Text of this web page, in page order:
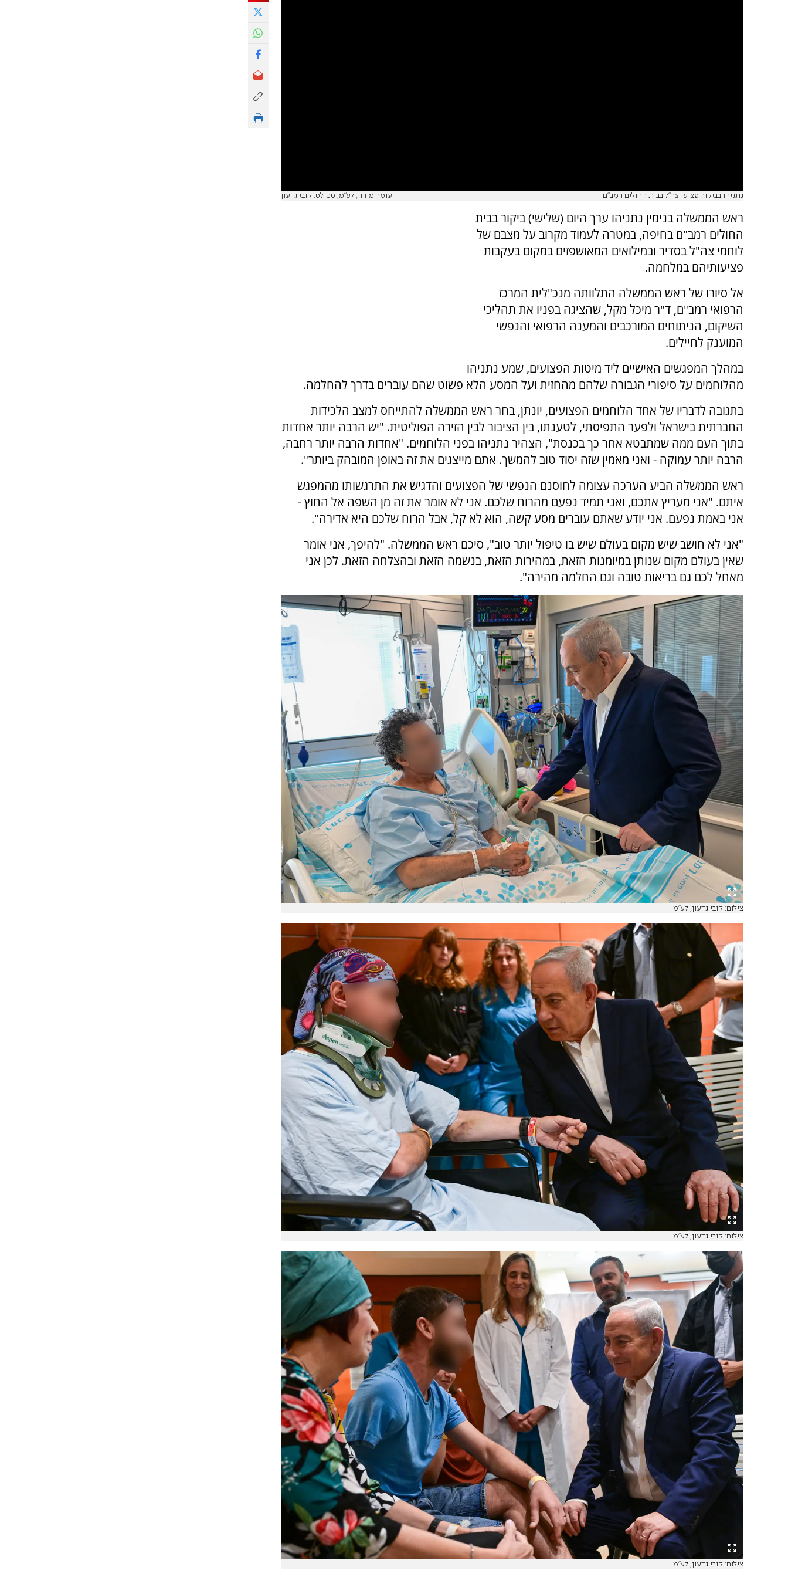
נתניהו בביקור פצועי צה"ל בבית החולים רמב"ם עומר מירון, לע"מ; סטילס: קובי גדעון
ראש הממשלה בנימין נתניהו ערך היום (שלישי) ביקור בבית
החולים רמב"ם בחיפה, במטרה לעמוד מקרוב על מצבם של
לוחמי צה"ל בסדיר ובמילואים המאושפזים במקום בעקבות
פציעותיהם במלחמה.
אל סיורו של ראש הממשלה התלוותה מנכ"לית המרכז
הרפואי רמב"ם, ד"ר מיכל מקל, שהציגה בפניו את תהליכי
השיקום, הניתוחים המורכבים והמענה הרפואי והנפשי
המוענק לחיילים.
במהלך המפגשים האישיים ליד מיטות הפצועים, שמע נתניהו
מהלוחמים על סיפורי הגבורה שלהם מהחזית ועל המסע הלא פשוט שהם עוברים בדרך להחלמה.
בתגובה לדבריו של אחד הלוחמים הפצועים, יונתן, בחר ראש הממשלה להתייחס למצב הלכידות
החברתית בישראל ולפער התפיסתי, לטענתו, בין הציבור לבין הזירה הפוליטית. "יש הרבה יותר אחדות
בתוך העם ממה שמתבטא אחר כך בכנסת", הצהיר נתניהו בפני הלוחמים. "אחדות הרבה יותר רחבה,
הרבה יותר עמוקה - ואני מאמין שזה יסוד טוב להמשך. אתם מייצגים את זה באופן המובהק ביותר".
ראש הממשלה הביע הערכה עצומה לחוסנם הנפשי של הפצועים והדגיש את התרגשותו מהמפגש
איתם. "אני מעריץ אתכם, ואני תמיד נפעם מהרוח שלכם. אני לא אומר את זה מן השפה אל החוץ -
אני באמת נפעם. אני יודע שאתם עוברים מסע קשה, הוא לא קל, אבל הרוח שלכם היא אדירה".
"אני לא חושב שיש מקום בעולם שיש בו טיפול יותר טוב", סיכם ראש הממשלה. "להיפך, אני אומר
שאין בעולם מקום שנותן במיומנות הזאת, במהירות הזאת, בנשמה הזאת ובהצלחה הזאת. לכן אני
מאחל לכם גם בריאות טובה וגם החלמה מהירה".
צילום: קובי גדעון, לע"מ
צילום: קובי גדעון, לע"מ
צילום: קובי גדעון, לע"מ